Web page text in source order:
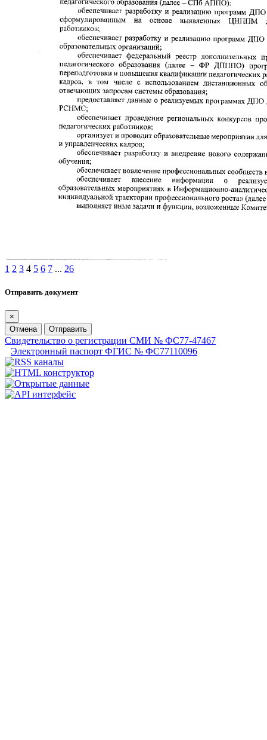
1 2 3 4 5 6 7 ... 26
Отправить документ
×
Отмена
Отправить
Свидетельство о регистрации СМИ № ФС77-47467
Электронный паспорт ФГИС № ФС77110096